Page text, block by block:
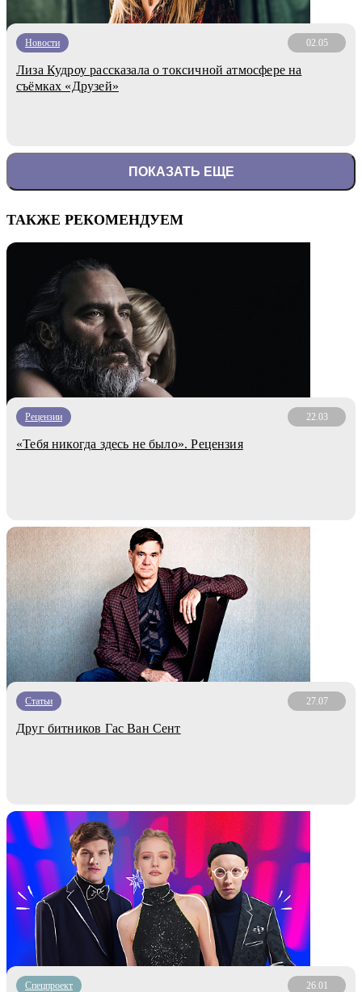
Новости 02.05
Лиза Кудроу рассказала о токсичной атмосфере на
съёмках «Друзей»
ПОКАЗАТЬ ЕЩЕ
ТАКЖЕ РЕКОМЕНДУЕМ
Рецензии 22.03
«Тебя никогда здесь не было». Рецензия
Статьи 27.07
Друг битников Гас Ван Сент
Спецпроект 26.01